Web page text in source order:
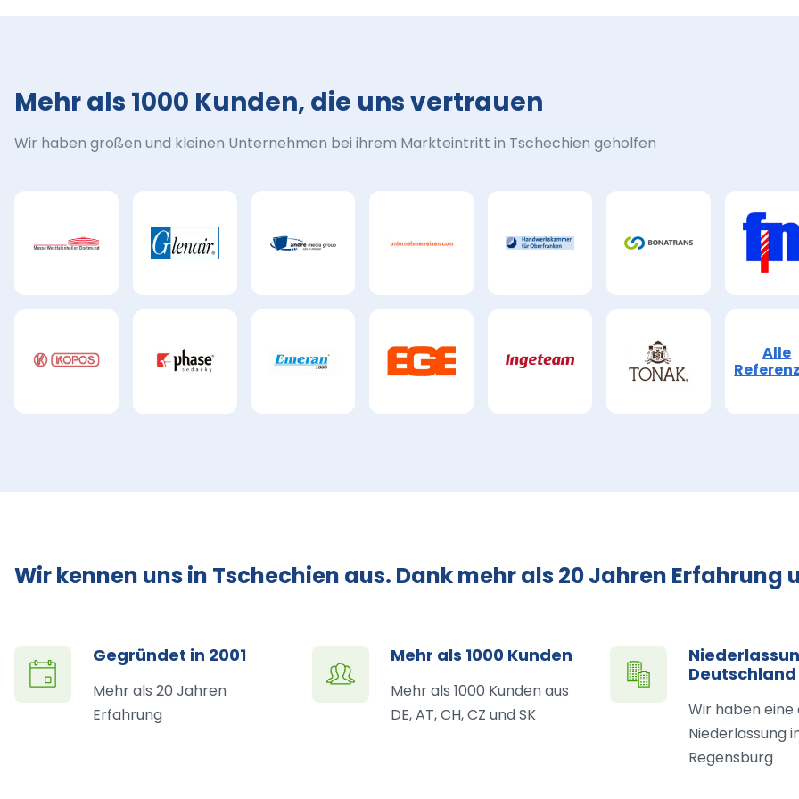
Mehr als 1000 Kunden, die uns vertrauen
Wir haben großen und kleinen Unternehmen bei ihrem Markteintritt in Tschechien geholfen
Alle
Wir kennen uns in Tschechien aus. Dank mehr als 20 Jahren
Gegründet in 2001
Mehr als 20 Jahren
Erfahrung
Mehr als 1000 Kunden
Mehr als 1000 Kunden aus
DE, AT, CH, CZ und SK
Deutschland
Wir haben eine
Niederlassung
Regensburg